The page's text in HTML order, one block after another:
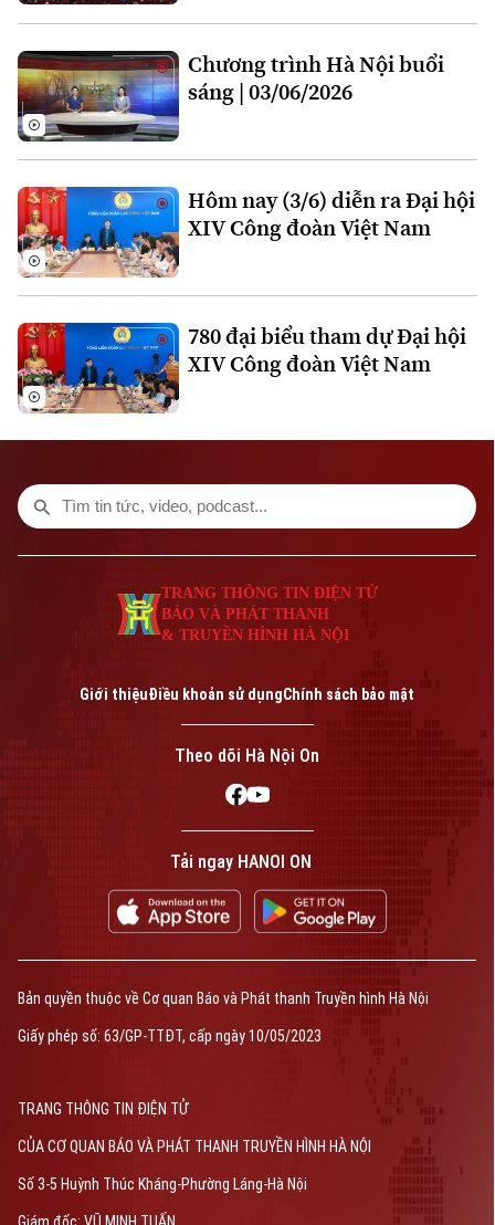
Liên hệ đường dây nóng (bấm để gọi)
Tòa soạn
CỦA CƠ QUAN BÁO VÀ PHÁT THANH TRUYỀN HÌNH HÀ NỘI
Phó Giám đốc: Nguyễn Kim Khiêm, Nguyễn Minh Đức, Nguyễn Thành Lợi
Chương trình Hà Nội buổi
sáng | 03/06/2026
Hôm nay (3/6) diễn ra Đại hội
XIV Công đoàn Việt Nam
780 đại biểu tham dự Đại hội
XIV Công đoàn Việt Nam
TRANG THÔNG TIN ĐIỆN TỬ
BÁO VÀ PHÁT THANH
& TRUYỀN HÌNH HÀ NỘI
Giới thiệuĐiều khoản sử dụngChính sách bảo mật
Theo dõi Hà Nội On
Tải ngay HANOI ON
Bản quyền thuộc về Cơ quan Báo và Phát thanh Truyền hình Hà Nội
Giấy phép số: 63/GP-TTĐT, cấp ngày 10/05/2023
TRANG THÔNG TIN ĐIỆN TỬ
CỦA CƠ QUAN BÁO VÀ PHÁT THANH TRUYỀN HÌNH HÀ NỘI
Số 3-5 Huỳnh Thúc Kháng-Phường Láng-Hà Nội